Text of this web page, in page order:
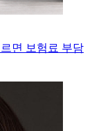
면 보험료 부담